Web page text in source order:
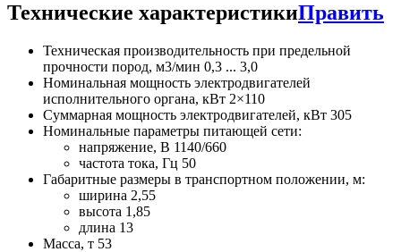
Технические характеристикиПравить
Техническая производительность при предельной
прочности пород, м3/мин 0,3 ... 3,0
Номинальная мощность электродвигателей
исполнительного органа, кВт 2×110
Суммарная мощность электродвигателей, кВт 305
Номинальные параметры питающей сети:
напряжение, В 1140/660
частота тока, Гц 50
Габаритные размеры в транспортном положении, м:
ширина 2,55
высота 1,85
длина 13
Масса, т 53